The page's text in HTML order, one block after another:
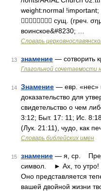
weight:normal
 сущ. (греч.
воинское&#8230; …
Словарь
13 знамение — сотворить
Глагольной сочетаемости
14 Знамение — евр. «нес»
доказательство для
свидетельство о чем
3:12; Быт. 17: 11; Ис.
(Лук. 21:11), чудо, как
Словарь библейских имен
15 знамение — я, ср.
символ. ► Ах, то утро!
Оно представляется
вашей двойной жизни